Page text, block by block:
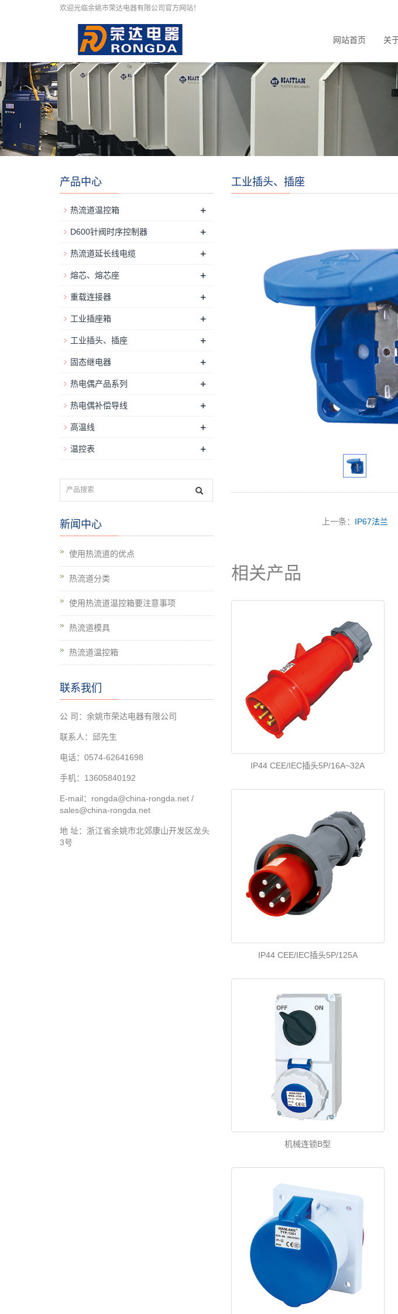
欢迎光临余姚市荣达电器有限公司官方网站！
网站首页 关
工业插头、插座
上一条： IP67法兰
相关产品
IP44 CEE/IEC插头5P/16A~32A
IP44 CEE/IEC插头5P/125A
机械连锁B型
产品中心
热流道温控箱 +
D600针阀时序控制器 +
热流道延长线电缆 +
熔芯、熔芯座 +
重载连接器 +
工业插座箱 +
工业插头、插座 +
固态继电器 +
热电偶产品系列 +
热电偶补偿导线 +
高温线 +
温控表 +
新闻中心
使用热流道的优点
热流道分类
使用热流道温控箱要注意事项
热流道模具
热流道温控箱
联系我们
公 司：余姚市荣达电器有限公司
联系人：邱先生
电话：0574-62641698
手机：13605840192
E-mail：rongda@china-rongda.net /
sales@china-rongda.net
地 址：浙江省余姚市北郊康山开发区龙头
3号